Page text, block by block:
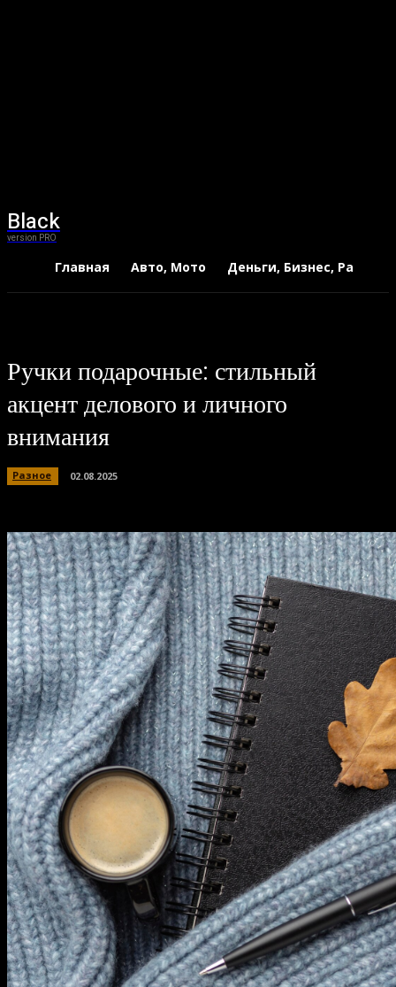
Black
version PRO
Главная Авто, Мото Деньги, Бизнес, Работа
Ручки подарочные: стильный
акцент делового и личного
внимания
Разное 02.08.2025